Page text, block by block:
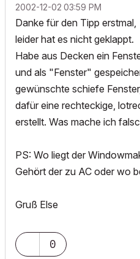
‎2002-12-02 03:59 PM
Danke für den Tipp erstmal,
leider hat es nicht geklappt.
Habe aus Decken ein
und als "Fenster"
gewünschte schiefe
dafür eine rechteckige,
erstellt. Was mache ich
PS: Wo liegt der
Gehört der zu AC oder wo
Gruß Else
0